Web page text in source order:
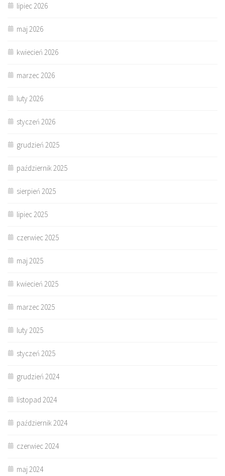
lipiec 2026
maj 2026
kwiecień 2026
marzec 2026
luty 2026
styczeń 2026
grudzień 2025
październik 2025
sierpień 2025
lipiec 2025
czerwiec 2025
maj 2025
kwiecień 2025
marzec 2025
luty 2025
styczeń 2025
grudzień 2024
listopad 2024
październik 2024
czerwiec 2024
maj 2024